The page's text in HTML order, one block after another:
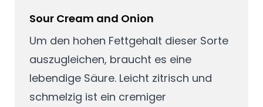
Sour Cream and Onion
Um den hohen Fettgehalt dieser Sorte
auszugleichen, braucht es eine
lebendige Säure. Leicht zitrisch und
schmelzig ist ein cremiger